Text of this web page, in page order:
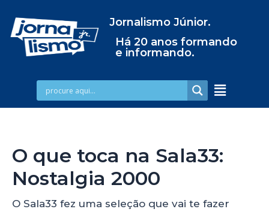
Jornalismo Júnior.
Há 20 anos formando
e informando.
O que toca na Sala33:
Nostalgia 2000
O Sala33 fez uma seleção que vai te fazer